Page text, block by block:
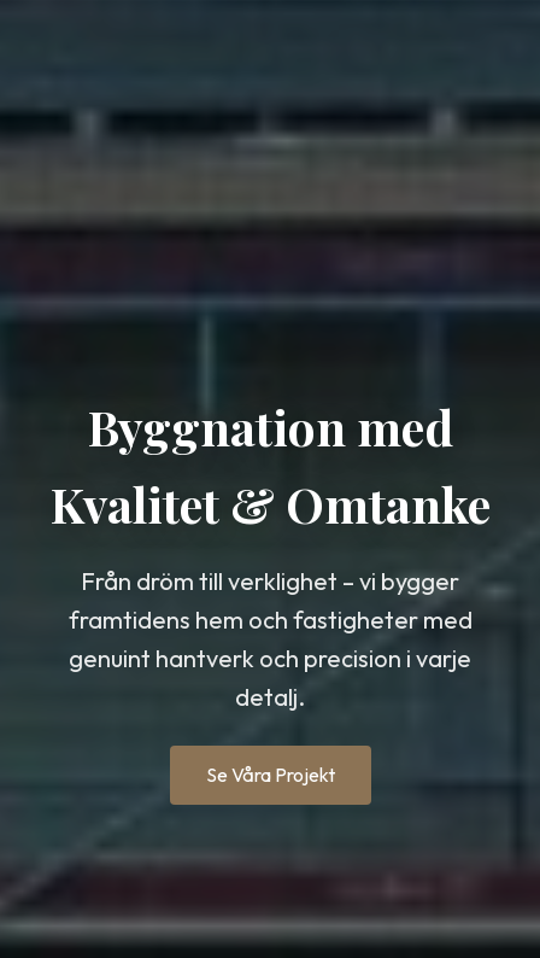
Byggnation med
Kvalitet & Omtanke
Från dröm till verklighet – vi bygger
framtidens hem och fastigheter med
genuint hantverk och precision i varje
detalj.
Se Våra Projekt